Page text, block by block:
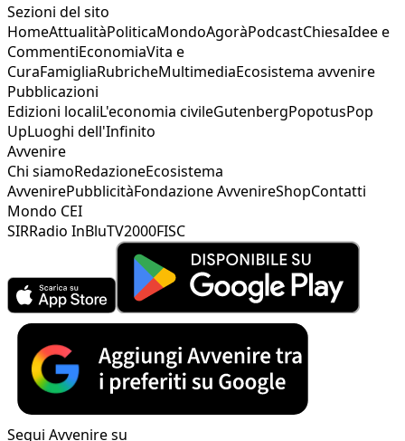
Sezioni del sito
HomeAttualitàPoliticaMondoAgoràPodcastChiesaIdee e
CommentiEconomiaVita e
CuraFamigliaRubricheMultimediaEcosistema avvenire
Pubblicazioni
Edizioni localiL'economia civileGutenbergPopotusPop
UpLuoghi dell'Infinito
Avvenire
Chi siamoRedazioneEcosistema
AvvenirePubblicitàFondazione AvvenireShopContatti
Mondo CEI
SIRRadio InBluTV2000FISC
Segui Avvenire su